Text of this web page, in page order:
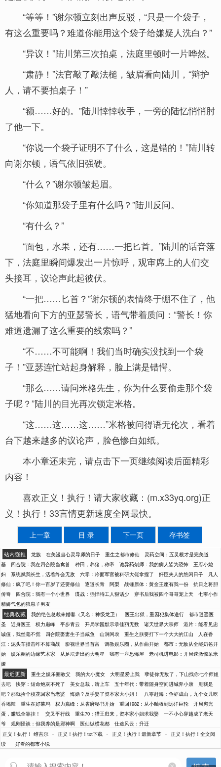
“等等！”谢尔顿立刻出声反驳，“只是一个袋子，
有这么重要吗？难道你能用这个袋子给嫌疑人洗白？”
“异议！”陆川第三次拍桌，法庭里顿时一片哗然。
“肃静！”法官敲了敲法槌，皱眉看向陆川，“辩护
人，请不要拍桌子！”
“额……好的。”陆川悻悻收手，一旁的陆忆悄悄肘
了他一下。
“你说一个袋子证明不了什么，这是错的！”陆川转
向谢尔顿，语气依旧强硬。
“什么？”谢尔顿皱起眉。
“你知道那袋子里有什么吗？”陆川反问。
“有什么？”
“面包，水果，还有……一把匕首。”陆川的话音落
下，法庭里瞬间爆发出一片惊呼，观审席上的人们交
头接耳，议论声此起彼伏。
“一把……匕首？”谢尔顿的表情终于绷不住了，他
猛地看向下方的亚瑟警长，语气带着质问：“警长！你
难道遗漏了这么重要的线索吗？”
“不……不可能啊！我们当时确实没找到一个袋
子！”亚瑟连忙站起身解释，脸上满是错愕。
“那么……请问米格先生，你为什么要偷走那个袋
子呢？”陆川的目光再次锁定米格。
“这……这……这……”米格被问得语无伦次，看着
台下越来越多的议论声，脸色惨白如纸。
本小章还未完，请点击下一页继续阅读后面精彩
内容！
喜欢正义！执行！请大家收藏：(m.x33yq.org)正
义！执行！33言情更新速度全网最快。
上一章 目 录 下一页 存书签
站内强推 龙族 在美漫当心灵导师的日子 重生之都市修仙
灵药空间：五灵根才是完美道
基
四合院：我在四合院当禽兽 种田，养猪，称帝 诡异药剂师：我的病人皆为恐怖
王府小媳
妇
系统赋我长生，活着终会无敌 六零：冷面军官被科研大佬拿捏了 奸臣夫人的悠闲日子
凡人
修仙：疯了吧！你一百岁了还要修仙
逐道长青 阿梨 战锤原体：黄金王座有我一份
抗日之将胆
传奇
四合院：我有一个小世界 谍战：强悍特工人狠话少 穿书后我被四个哥哥宠上天
七零小作
精娇气包的狼崽子男友
经典收藏 我的绝色总裁未婚妻（又名：神级龙卫） 医王出狱，重囚犯集体送行
都市逍遥医
圣
近身医王 权力巅峰 平步青云 开局学园默示录佳丽无数 诸天世界大宗师
港片：能看见忠
诚值，我丝毫不慌
四合院娶妻生子当咸鱼 山涧闲农 重生之朕要打下一个大大的江山
人在香
江：泥头车撞击咋不算商战
影视世界当首富 调教娱乐圈，从作曲开始
都市：无敌从全能奶爸开
始
娱乐圈的边缘艺术家 从足坛走出的大明星 我有一座恐怖屋
老司机进电影：开局速激惊呆米
娅
最近更新 重生之娱乐圈教父 我的大小魔女 大明星爱上我
孽徒你无敌了，下山找你七个师姐
去吧
快穿：短命炮灰不死了 美女总裁，请上车 五十年代：带着随身空间进城奔小康
甩我是
吧？那就捡个校花回家当老婆
悔婚？反手娶了资本家大小姐！
八零赶海：鱼虾成山，九个女儿吃
香喝辣
重生在好莱坞 权力巅峰：从省府秘书开始 重回1982：从小舢板到远洋巨轮
开局穷光
蛋，赚钱全靠挂！
交叉平行线 重生70：猎王归来，资本家小姐求我娶
一不小心穿越成了老天
爷
规则怪谈：但我养的是邪神啊 医仙纵横花都
仕途风云：升迁
正义！执行！ 维吉尔 - 正义！执行！txt下载 - 正义！执行！最新章节 - 正义！执行！全文阅
读 - 好看的都市小说